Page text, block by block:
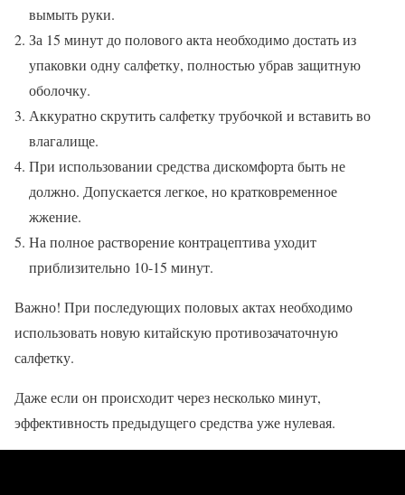
вымыть руки.
За 15 минут до полового акта необходимо достать из
упаковки одну салфетку, полностью убрав защитную
оболочку.
Аккуратно скрутить салфетку трубочкой и вставить во
влагалище.
При использовании средства дискомфорта быть не
должно. Допускается легкое, но кратковременное
жжение.
На полное растворение контрацептива уходит
приблизительно 10-15 минут.
Важно! При последующих половых актах необходимо
использовать новую китайскую противозачаточную
салфетку.
Даже если он происходит через несколько минут,
эффективность предыдущего средства уже нулевая.